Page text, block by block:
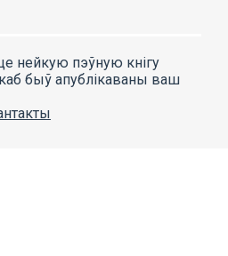
нейкую пэўную кнігу
быў апублікаваны ваш